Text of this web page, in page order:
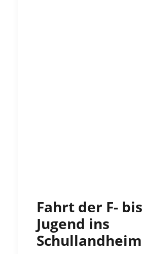
Fahrt der F-
Jugend ins
Schullandheim